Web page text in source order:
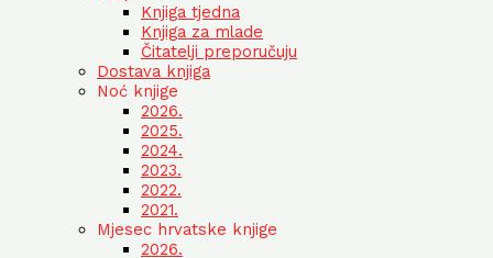
Knjiga tjedna
Knjiga za mlade
Čitatelji preporučuju
Dostava knjiga
Noć knjige
2026.
2025.
2024.
2023.
2022.
2021.
Mjesec hrvatske knjige
2026.